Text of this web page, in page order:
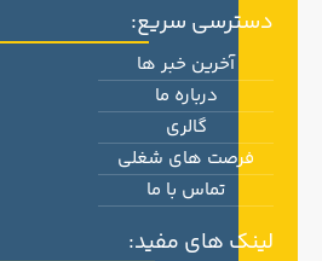
دسترسی سریع:
آخرین خبر ها
درباره ما
گالری
فرصت های شغلی
تماس با ما
لینک های مفید: